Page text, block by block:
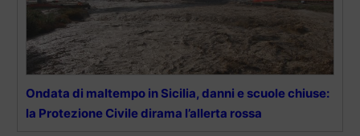
Ondata di maltempo in Sicilia, danni e scuole chiuse:
la Protezione Civile dirama l’allerta rossa